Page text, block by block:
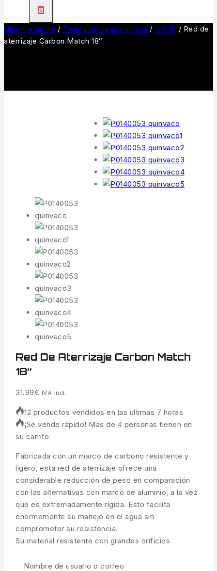
0
Navegando en / Tienda de pesca y caza / COUP / Red de
aterrizaje Carbon Match 18″
Red De Aterrizaje Carbon Match
18″
31.99€ IVA incl.
12 productos vendidos en las últimas 7 horas
¡Se vende rápido! Más de 4 personas tienen en
su carrito
Fabricada con un marco de carbono resistente y
ligero, esta red de aterrizaje ofrece una
considerable reducción de peso en comparación
con las alternativas con marco de aluminio, a la vez
que es extremadamente rígida. Esto facilita
enormemente su manejo en el agua sin
comprometer su resistencia.
Su material resistente con grandes orificios
Nombre de usuario o correo